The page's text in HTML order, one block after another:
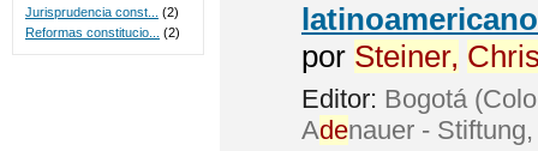
por Steiner,
Editor: Bogotá
Adenauer -
Jurisprudencia const...
(2)
Reformas constitucio...
(2)